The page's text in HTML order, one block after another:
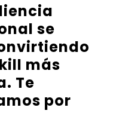
se
más
Te
por